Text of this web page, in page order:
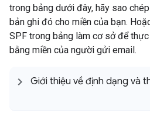
trong bảng dưới đây, hãy sao
bản ghi đó cho miền của bạn.
SPF trong bảng làm cơ sở để thực
bằng miền của người gửi email.
Giới thiệu về định dạng và